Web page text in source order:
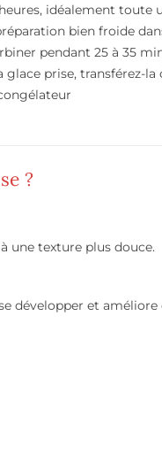
idéalement toute
bien froide
pendant 25 à 35
glace prise, transférez-
?
une texture plus douce.
développer et